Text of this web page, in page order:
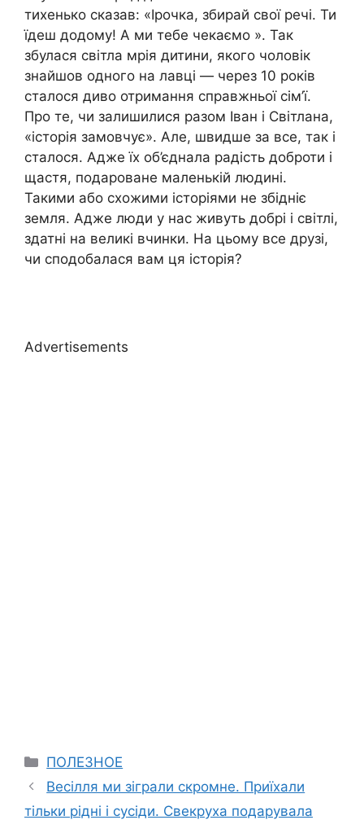
тихенько сказав: «Ірочка, збирай свої речі. Ти
їдеш додому! А ми тебе чекаємо ». Так
збулася світла мрія дитини, якого чоловік
знайшов одного на лавці — через 10 років
сталося диво отримання справжньої сім’ї.
Про те, чи залишилися разом Іван і Світлана,
«історія замовчує». Але, швидше за все, так і
сталося. Адже їх об’єднала радість доброти і
щастя, подароване маленькій людині.
Такими або схожими історіями не збідніє
земля. Адже люди у нас живуть добрі і світлі,
здатні на великі вчинки. На цьому все друзі,
чи сподобалася вам ця історія?
Advertisements
Categories
ПОЛЕЗНОЕ
Весілля ми зіграли скромне. Приїхали
тільки рідні і сусіди. Свекруха подарувала